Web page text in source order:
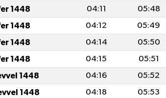
1448 04:11 05:48
1448 04:12 05:49
1448 04:14 05:50
1448 04:15 05:51
1448 04:16 05:52
1448 04:18 05:53